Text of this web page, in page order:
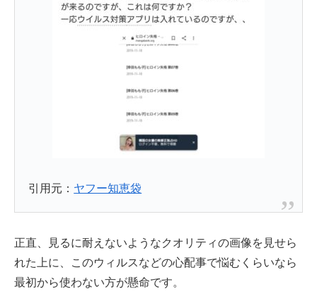
引用元： ヤフー知恵袋
正直、見るに耐えないようなクオリティの画像を見せら
れた上に、このウィルスなどの心配事で悩むくらいなら
最初から使わない方が懸命です。